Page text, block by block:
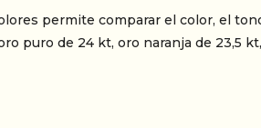
permite comparar el color, el
puro de 24 kt, oro naranja de 23,5